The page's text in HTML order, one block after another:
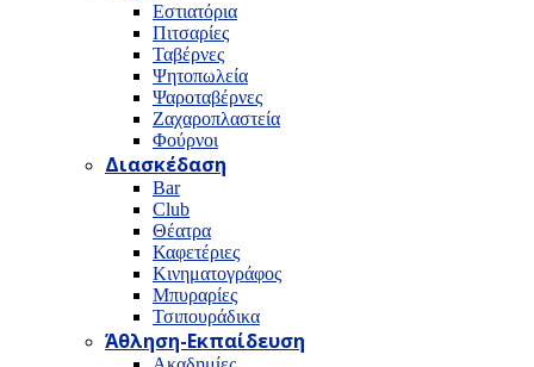
Εστιατόρια
Πιτσαρίες
Ταβέρνες
Ψητοπωλεία
Ψαροταβέρνες
Ζαχαροπλαστεία
Φούρνοι
Διασκέδαση
Bar
Club
Θέατρα
Καφετέριες
Κινηματογράφος
Μπυραρίες
Τσιπουράδικα
Άθληση-Εκπαίδευση